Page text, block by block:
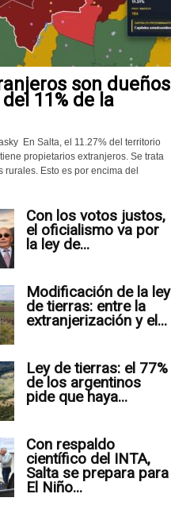
son dueños
11% de la
En Salta, el 11.27% del territorio
propietarios extranjeros. Se trata
rurales. Esto es por encima del
Con los votos justos,
el oficialismo va por
la ley de...
Modificación de la ley
de tierras: entre la
extranjerización y el...
Ley de tierras: el 77%
de los argentinos
pide que haya...
Con respaldo
científico del INTA,
Salta se prepara para
El Niño...